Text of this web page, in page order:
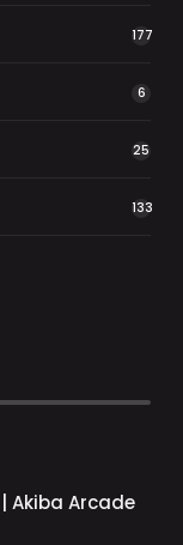
177
6
25
133
Akiba Arcade